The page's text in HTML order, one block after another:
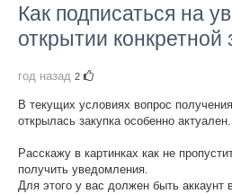
Как подписаться на
открытии конкретной
год назад 2
В текущих условиях вопрос
открылась закупка особенно актуален.
Расскажу в картинках как не
получить уведомления.
Для этого у вас должен быть аккаунт